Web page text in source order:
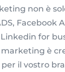
non è
Facebook
for
è
il vostro